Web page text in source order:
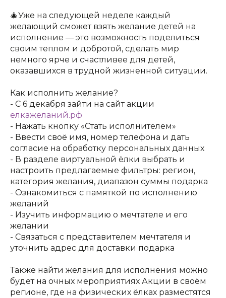
🎄Уже на следующей неделе каждый
желающий сможет взять желание детей на
исполнение — это возможность поделиться
своим теплом и добротой, сделать мир
немного ярче и счастливее для детей,
оказавшихся в трудной жизненной ситуации.
Как исполнить желание?
- С 6 декабря зайти на сайт акции
елкажеланий.рф
- Нажать кнопку «Стать исполнителем»
- Ввести своё имя, номер телефона и дать
согласие на обработку персональных данных
- В разделе виртуальной ёлки выбрать и
настроить предлагаемые фильтры: регион,
категория желания, диапазон суммы подарка
- Ознакомиться с памяткой по исполнению
желаний
- Изучить информацию о мечтателе и его
желании
- Связаться с представителем мечтателя и
уточнить адрес для доставки подарка
Также найти желания для исполнения можно
будет на очных мероприятиях Акции в своём
регионе, где на физических ёлках разместятся